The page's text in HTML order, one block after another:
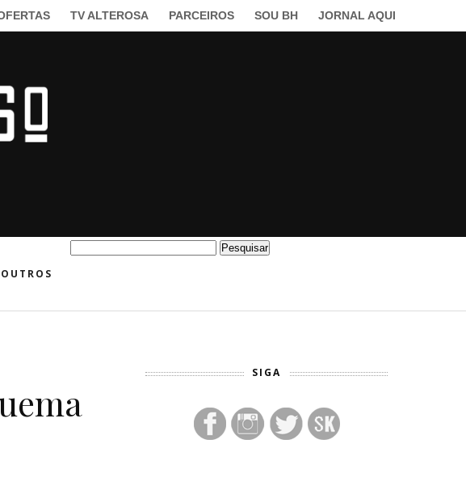
TV ALTEROSA PARCEIROS SOU BH JORNAL AQUI
OUTROS
SIGA